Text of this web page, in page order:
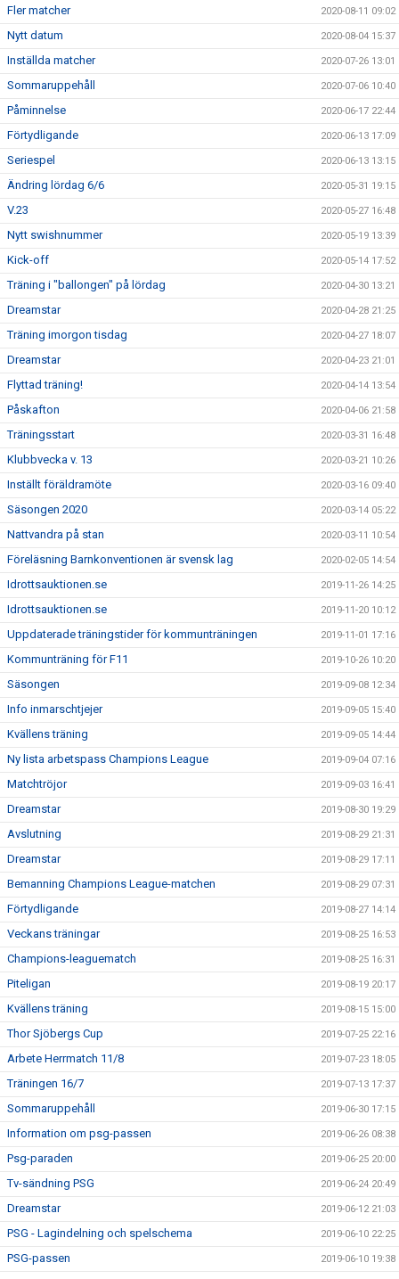
Fler matcher 2020-08-11 09:02
Nytt datum 2020-08-04 15:37
Inställda matcher 2020-07-26 13:01
Sommaruppehåll 2020-07-06 10:40
Påminnelse 2020-06-17 22:44
Förtydligande 2020-06-13 17:09
Seriespel 2020-06-13 13:15
Ändring lördag 6/6 2020-05-31 19:15
V.23 2020-05-27 16:48
Nytt swishnummer 2020-05-19 13:39
Kick-off 2020-05-14 17:52
Träning i "ballongen" på lördag 2020-04-30 13:21
Dreamstar 2020-04-28 21:25
Träning imorgon tisdag 2020-04-27 18:07
Dreamstar 2020-04-23 21:01
Flyttad träning! 2020-04-14 13:54
Påskafton 2020-04-06 21:58
Träningsstart 2020-03-31 16:48
Klubbvecka v. 13 2020-03-21 10:26
Inställt föräldramöte 2020-03-16 09:40
Säsongen 2020 2020-03-14 05:22
Nattvandra på stan 2020-03-11 10:54
Föreläsning Barnkonventionen är svensk lag 2020-02-05 14:54
Idrottsauktionen.se 2019-11-26 14:25
Idrottsauktionen.se 2019-11-20 10:12
Uppdaterade träningstider för kommunträningen 2019-11-01 17:16
Kommunträning för F11 2019-10-26 10:20
Säsongen 2019-09-08 12:34
Info inmarschtjejer 2019-09-05 15:40
Kvällens träning 2019-09-05 14:44
Ny lista arbetspass Champions League 2019-09-04 07:16
Matchtröjor 2019-09-03 16:41
Dreamstar 2019-08-30 19:29
Avslutning 2019-08-29 21:31
Dreamstar 2019-08-29 17:11
Bemanning Champions League-matchen 2019-08-29 07:31
Förtydligande 2019-08-27 14:14
Veckans träningar 2019-08-25 16:53
Champions-leaguematch 2019-08-25 16:31
Piteligan 2019-08-19 20:17
Kvällens träning 2019-08-15 15:00
Thor Sjöbergs Cup 2019-07-25 22:16
Arbete Herrmatch 11/8 2019-07-23 18:05
Träningen 16/7 2019-07-13 17:37
Sommaruppehåll 2019-06-30 17:15
Information om psg-passen 2019-06-26 08:38
Psg-paraden 2019-06-25 20:00
Tv-sändning PSG 2019-06-24 20:49
Dreamstar 2019-06-12 21:03
PSG - Lagindelning och spelschema 2019-06-10 22:25
PSG-passen 2019-06-10 19:38